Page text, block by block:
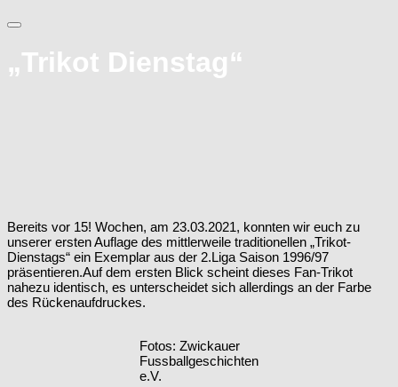
„Trikot Dienstag“
Bereits vor 15! Wochen, am 23.03.2021, konnten wir euch zu
unserer ersten Auflage des mittlerweile traditionellen „Trikot-
Dienstags“ ein Exemplar aus der 2.Liga Saison 1996/97
präsentieren.Auf dem ersten Blick scheint dieses Fan-Trikot
nahezu identisch, es unterscheidet sich allerdings an der Farbe
des Rückenaufdruckes.
Fotos: Zwickauer
Fussballgeschichten
e.V.